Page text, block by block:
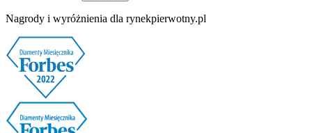
Nagrody i wyróżnienia dla rynekpierwotny.pl